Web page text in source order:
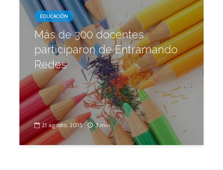
EDUCACIÓN
Más de 300 docentes
participaron de Entramando
Redes
21 agosto, 2015 3 min.